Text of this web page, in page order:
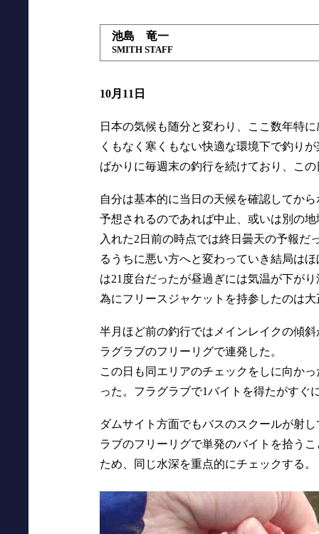
池島 竜一
SMITH STAFF
10月11日
日本の気候も随分と変わり、ここ数年特
くもなく寒くもない快適な環境下で釣り
ばかりに毎週末の釣行を続けており、こ
自分は基本的に当日の天候を確認してか
予想されるのであれば中止、或いは別の
入れた2日前の時点では終日曇天の予報
るうちに悪い方へと変わっていき結局は
は21度台だったが昼過ぎには気温が下が
為にフリースジャケットを持参したのは
半月ほど前の釣行ではメインレイクの傾
ラグラブのフリーリグで連発した。
この日も同エリアのチェックをしに向か
った。フラグラブで1バイトを得たがすぐ
ダムサイト方面でもバスのスクールが射
ラブのフリーリグで単発のバイトを拾う
ため、同じ水深を重点的にチェックする。